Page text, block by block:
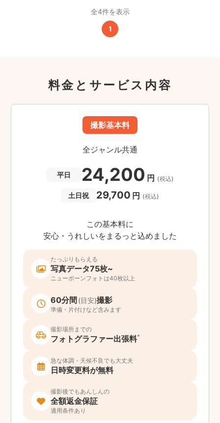
全4件を表示
1
料金とサービス内容
撮影基本料
全ジャンル共通
平日 24,200 円 (税込)
土日祝 29,700 円 (税込)
この基本料に
安心・うれしいをまるっと込めました
たっぷりもらえる
写真データ75枚~
ニューボーンフォトは40枚以上
60分間(目安)撮影
準備・片付けなど含みます
撮影場所までの
フォトグラファー出張料*
急な体調・天候不良でも大丈夫
日時変更料が無料
撮影後でもあんしんの
全額返金保証
適用条件あり